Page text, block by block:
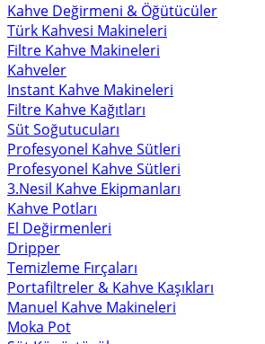
Kahve Değirmeni & Öğütücüler
Türk Kahvesi Makineleri
Filtre Kahve Makineleri
Kahveler
Instant Kahve Makineleri
Filtre Kahve Kağıtları
Süt Soğutucuları
Profesyonel Kahve Sütleri
Profesyonel Kahve Sütleri
3.Nesil Kahve Ekipmanları
Kahve Potları
El Değirmenleri
Dripper
Temizleme Fırçaları
Portafiltreler & Kahve Kaşıkları
Manuel Kahve Makineleri
Moka Pot